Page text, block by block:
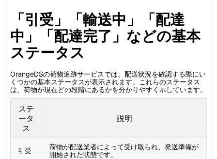
「引受」「輸送中」「配達
中」「配達完了」などの基本
ステータス
OrangeDSの荷物追跡サービスでは、配送状況を確認する際にい
くつかの基本ステータスが表示されます。これらのステータス
は、荷物が現在どの段階にあるかを分かりやすく示しています。
ステ
ータ
ス
説明
引受
荷物が配送業者によって受け取られ、発送準備が
開始された状態です。